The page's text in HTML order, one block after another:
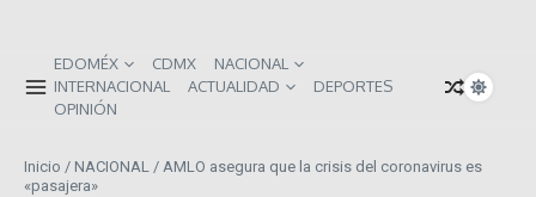
EDOMÉX CDMX
NACIONAL
INTERNACIONAL
ACTUALIDAD
DEPORTES
OPINIÓN
Inicio / NACIONAL / AMLO asegura que la crisis del coronavirus es
«pasajera»